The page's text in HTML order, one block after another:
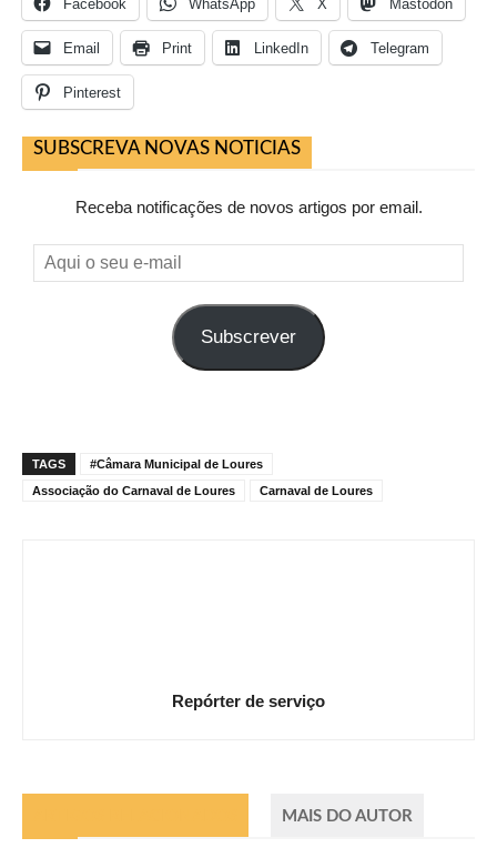
Facebook WhatsApp X Mastodon
Email Print LinkedIn Telegram
Pinterest
SUBSCREVA NOVAS NOTICIAS
Receba notificações de novos artigos por email.
Aqui
o
Subscrever
TAGS
#Câmara Municipal de Loures
Associação do Carnaval de Loures
Carnaval de Loures
Repórter de serviço
MAIS DO AUTOR